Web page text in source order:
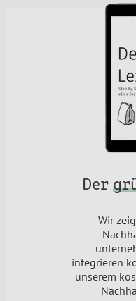
Der
Wir
integrieren
unserem